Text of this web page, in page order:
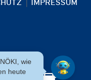
IMPRESSUM
wie
heute